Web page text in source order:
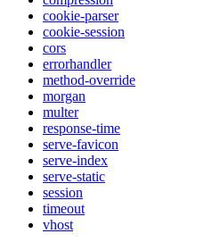
cookie-parser
cookie-session
cors
errorhandler
method-override
morgan
multer
response-time
serve-favicon
serve-index
serve-static
session
timeout
vhost